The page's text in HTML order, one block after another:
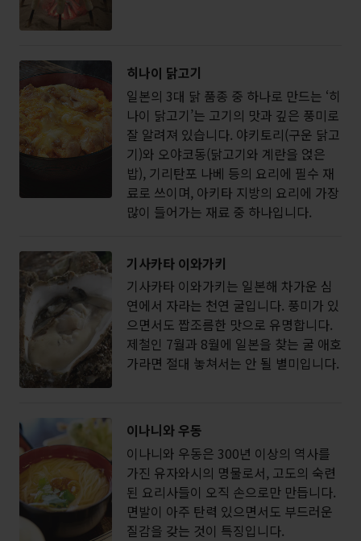
히나이 닭고기
일본의 3대 닭 품종 중 하나로 만드는 ‘히
나이 닭고기’는 고기의 맛과 깊은 풍미로
잘 알려져 있습니다. 야키토리(구운 닭고
기)와 오야코동(닭고기와 계란을 얹은
밥), 기리탄포 나베 등의 요리에 필수 재
료로 쓰이며, 아키타 지방의 요리에 가장
많이 들어가는 재료 중 하나입니다.
기사카타 이와가키
기사카타 이와가키는 일본해 차가운 심
연에서 자라는 천연 굴입니다. 풍미가 있
으면서도 짭조름한 맛으로 유명합니다.
제철인 7월과 8월에 일본을 찾는 굴 애호
가라면 절대 놓쳐서는 안 될 별미입니다.
이나니와 우동
이나니와 우동은 300년 이상의 역사를
가진 유자와시의 명물로서, 고도의 숙련
된 요리사들이 오직 손으로만 만듭니다.
면발이 아주 탄력 있으면서도 부드러운
질감을 갖는 것이 특징입니다.